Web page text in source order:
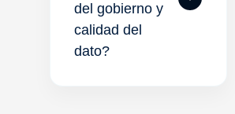
del gobierno y
calidad del
dato?